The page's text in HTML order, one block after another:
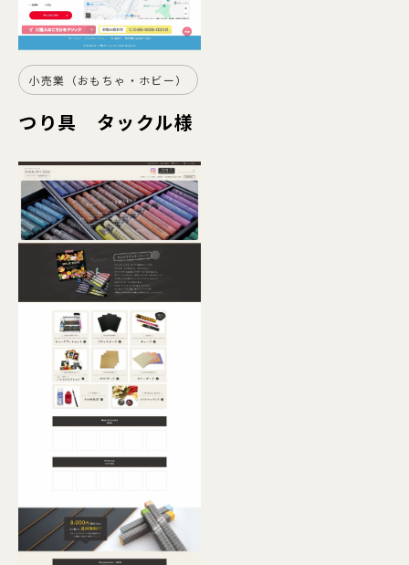
小売業（おもちゃ・ホビー）
つり具 タックル様